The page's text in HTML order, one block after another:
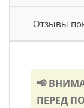
Отзывы
📢
ПЕРЕД